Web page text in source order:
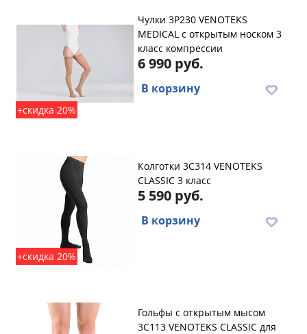
+скидка 20%
Чулки 3P230 VENOTEKS
MEDICAL с открытым носком 3
класс компрессии
6 990 руб.
В корзину
+скидка 20%
Колготки 3C314 VENOTEKS
CLASSIC 3 класс
5 590 руб.
В корзину
Гольфы с открытым мысом
3C113 VENOTEKS CLASSIC для